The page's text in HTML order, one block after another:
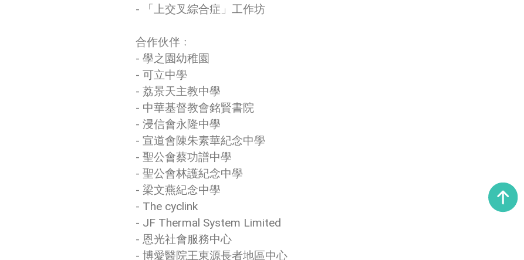
- 「上交叉綜合症」工作坊
合作伙伴﹕
- 學之園幼稚園
- 可立中學
- 荔景天主教中學
- 中華基督教會銘賢書院
- 浸信會永隆中學
- 宣道會陳朱素華紀念中學
- 聖公會蔡功譜中學
- 聖公會林護紀念中學
- 梁文燕紀念中學
- The cyclink
- JF Thermal System Limited
- 恩光社會服務中心
- 博愛醫院王東源長者地區中心